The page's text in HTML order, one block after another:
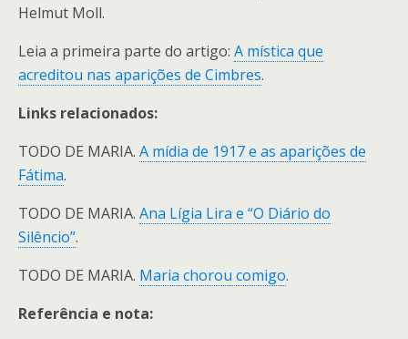
Helmut Moll.
Leia a primeira parte do artigo: A mística que
acreditou nas aparições de Cimbres.
Links relacionados:
TODO DE MARIA. A mídia de 1917 e as aparições de
Fátima.
TODO DE MARIA. Ana Lígia Lira e “O Diário do
Silêncio”.
TODO DE MARIA. Maria chorou comigo.
Referência e nota: